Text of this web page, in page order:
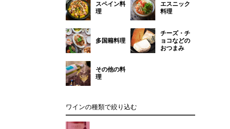
スペイン料
理
エスニック
料理
多国籍料理
チーズ・チ
ョコなどの
おつまみ
その他の料
理
ワインの種類で絞り込む